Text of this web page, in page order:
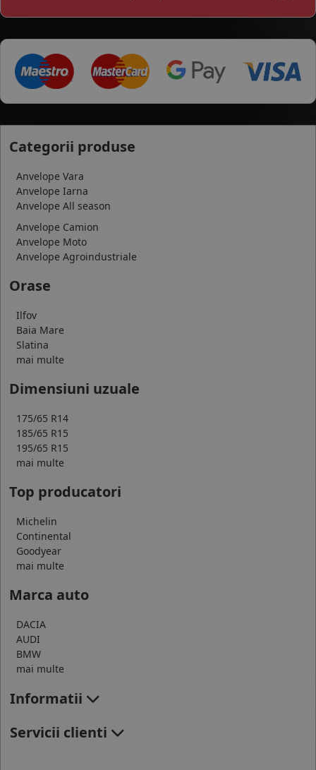
Categorii produse
Anvelope Vara
Anvelope Iarna
Anvelope All season
Anvelope Camion
Anvelope Moto
Anvelope Agroindustriale
Orase
Ilfov
Baia Mare
Slatina
mai multe
Dimensiuni uzuale
175/65 R14
185/65 R15
195/65 R15
mai multe
Top producatori
Michelin
Continental
Goodyear
mai multe
Marca auto
DACIA
AUDI
BMW
mai multe
Informatii
Servicii clienti